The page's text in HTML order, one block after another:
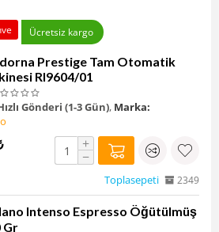
Ücretsiz kargo
Prestige Tam Otomatik
RI9604/01
Gönderi (1-3 Gün), Marka:
+
−
Toplasepeti 2349
Intenso Espresso Öğütülmüş
Gr